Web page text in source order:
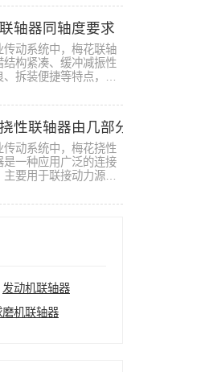
轴器同轴度要求
传动系统中，梅花联轴
结构紧凑、缓冲减振性
、拆装便捷等特点，被
性联轴器由几部分构成
传动系统中，梅花挠性
是一种应用广泛的连接
主要用于联接动力源与
发动机联轴器
磨机联轴器